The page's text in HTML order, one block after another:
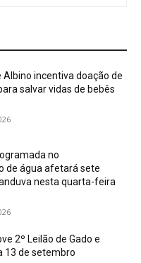
Albino incentiva doação de
salvar vidas de bebês
no
de água afetará sete
nesta quarta-feira
2º Leilão de Gado e
13 de setembro